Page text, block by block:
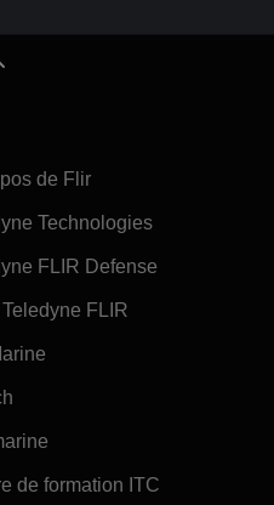
de Flir
Technologies
FLIR Defense
FLIR
de formation ITC